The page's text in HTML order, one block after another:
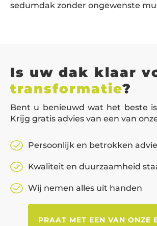
sedumdak zonder ongewenste
Is uw dak klaar
transformatie?
Bent u benieuwd wat het beste
Krijg gratis advies van een van
Persoonlijk en betrokken
Kwaliteit en duurzaamheid
Wij nemen alles uit handen
PRAAT MET EEN VAN ONZE